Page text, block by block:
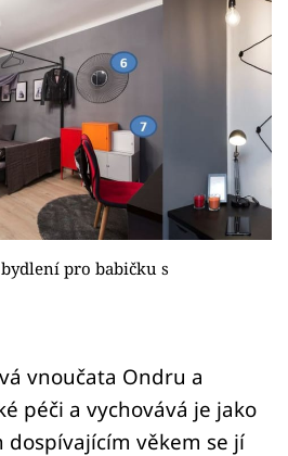
pro babičku s
vnoučata Ondru a
péči a vychovává je jako
dospívajícím věkem se jí